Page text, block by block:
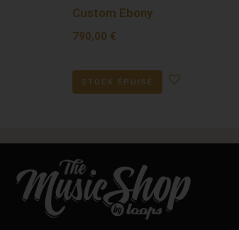
Custom Ebony
790,00 €
STOCK ÉPUISÉ